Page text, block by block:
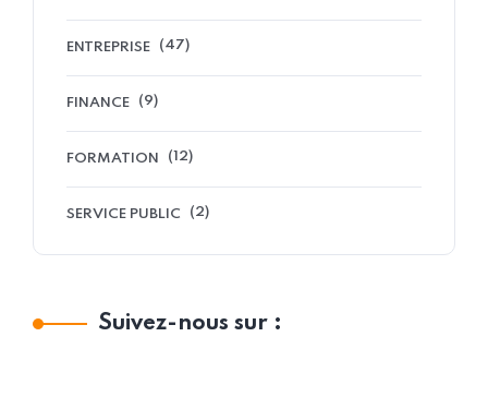
ENTREPRISE (47)
FINANCE (9)
FORMATION (12)
SERVICE PUBLIC (2)
Suivez-nous sur :